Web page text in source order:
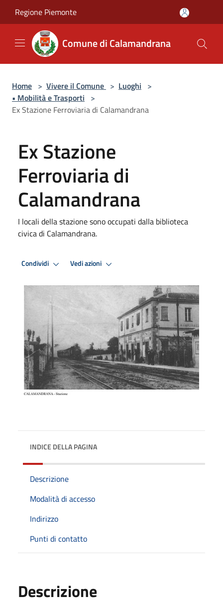
Regione Piemonte
Comune di Calamandrana
Home > Vivere il Comune > Luoghi >
• Mobilità e Trasporti >
Ex Stazione Ferroviaria di Calamandrana
Ex Stazione
Ferroviaria di
Calamandrana
I locali della stazione sono occupati dalla biblioteca
civica di Calamandrana.
Condividi Vedi azioni
INDICE DELLA PAGINA
Descrizione
Modalità di accesso
Indirizzo
Punti di contatto
Descrizione